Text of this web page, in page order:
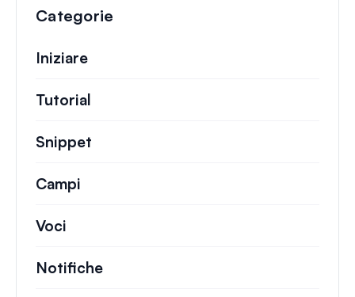
Categorie
Iniziare
Tutorial
Snippet
Campi
Voci
Notifiche